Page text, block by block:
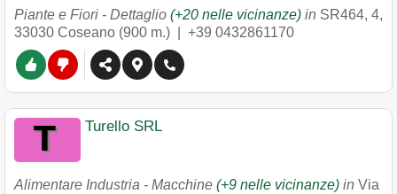
Piante e Fiori - Dettaglio (+20 nelle vicinanze) in SR464, 4,
33030 Coseano (900 m.) | +39 0432861170
Turello SRL
Alimentare Industria - Macchine (+9 nelle vicinanze) in Via